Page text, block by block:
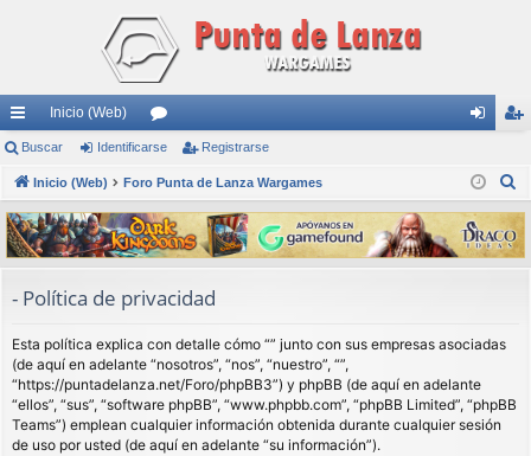
nl
ac
es
rá
s
Inicio (Web)
or
os nti
fic
ar
ist
ra
rs
Buscar Identificarse Registrarse
Inicio (Web) Foro Punta de Lanza Wargames
s
c
- Política de privacidad
Esta política explica con detalle cómo “” junto con sus empresas asociadas
(de aquí en adelante “nosotros”, “nos”, “nuestro”, “”,
“https://puntadelanza.net/Foro/phpBB3”) y phpBB (de aquí en adelante
“ellos”, “sus”, “software phpBB”, “www.phpbb.com”, “phpBB Limited”, “phpBB
Teams”) emplean cualquier información obtenida durante cualquier sesión
de uso por usted (de aquí en adelante “su información”).